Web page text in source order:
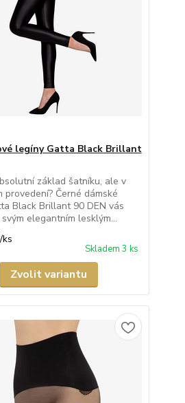
legíny Gatta Black Brillant
základ šatníku, ale v
provedení? Černé dámské
Black Brillant 90 DEN vás
elegantním lesklým...
/ks
Skladem 3 ks
Zvolit variantu